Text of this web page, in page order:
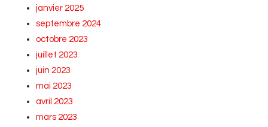
janvier 2025
septembre 2024
octobre 2023
juillet 2023
juin 2023
mai 2023
avril 2023
mars 2023